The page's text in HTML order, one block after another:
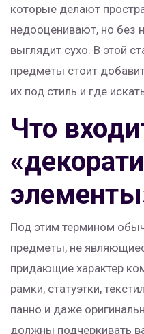
которые делают
недооценивают, но без
выглядит сухо. В этой
предметы стоит
их под стиль и где
Что
Под этим термином
предметы, не
придающие характер
рамки, статуэтки,
панно и даже
должны подчеркивать